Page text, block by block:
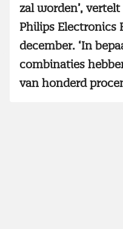
zal worden’, vertelt
Philips Electronics
december. ‘In
combinaties
van honderd